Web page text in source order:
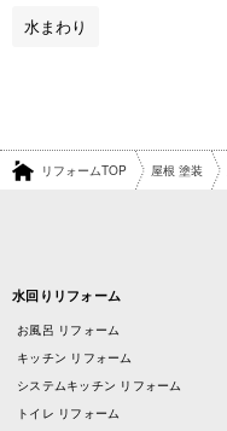
水まわり
リフォームTOP 屋根 塗装
水回りリフォーム
お風呂 リフォーム
キッチン リフォーム
システムキッチン リフォーム
トイレ リフォーム